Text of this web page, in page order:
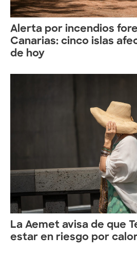
Alerta por incendios
Canarias: cinco islas
de hoy
La Aemet avisa de que
estar en riesgo por